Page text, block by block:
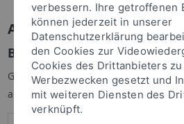
Anmelden
Benutzeranmeldung
Geben Sie Ihren Benutzernamen und
anzumelden:
verbessern. Ihre getroffenen
können jederzeit in unserer
Datenschutzerklärung
den Cookies zur
Cookies des Drittanbieters
Werbezwecken gesetzt und
mit weiteren Diensten des
verknüpft.